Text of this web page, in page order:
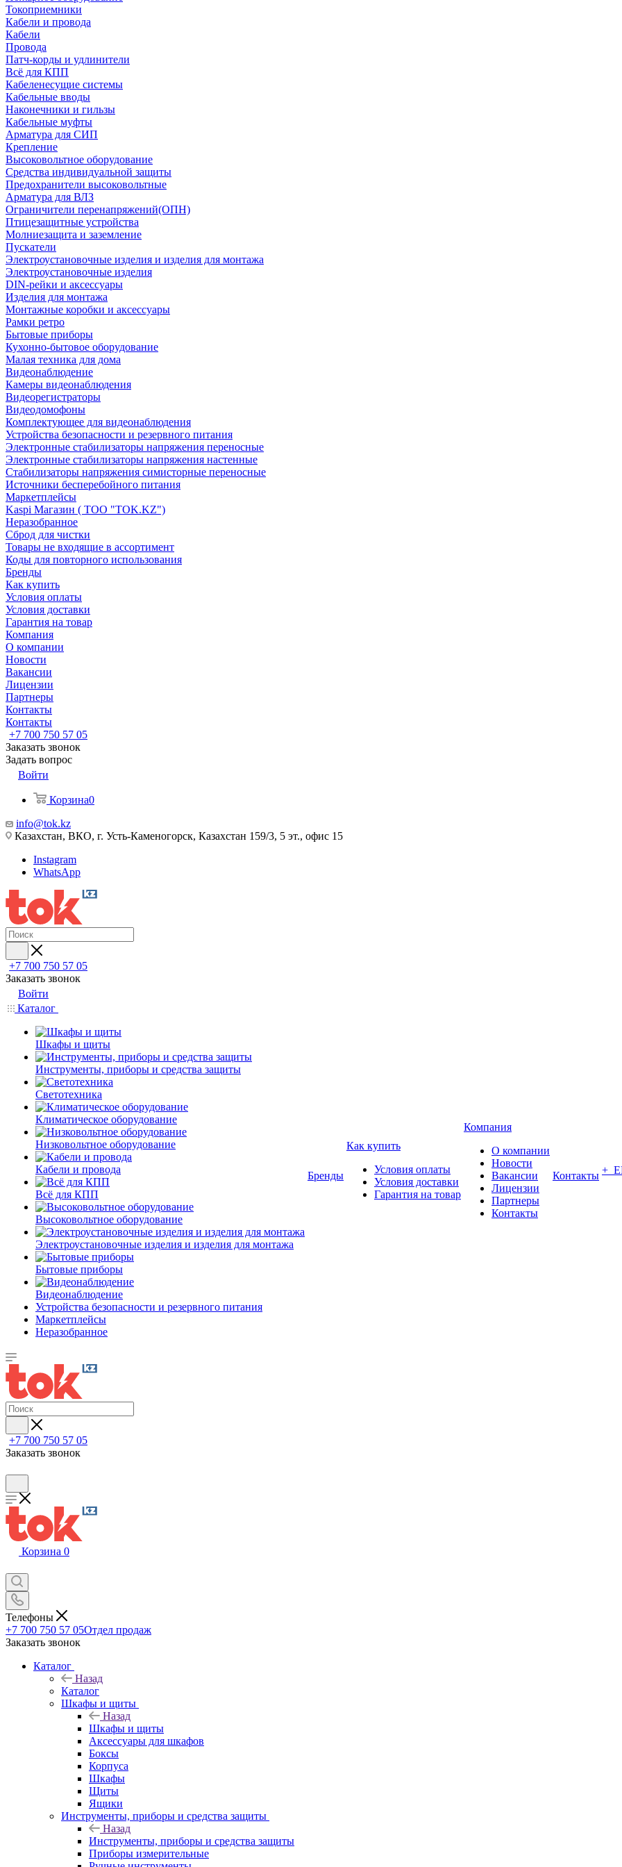
Токоприемники
Кабели и провода
Кабели
Провода
Патч-корды и удлинители
Всё для КПП
Кабеленесущие системы
Кабельные вводы
Наконечники и гильзы
Кабельные муфты
Арматура для СИП
Крепление
Высоковольтное оборудование
Средства индивидуальной защиты
Предохранители высоковольтные
Арматура для ВЛЗ
Ограничители перенапряжений(ОПН)
Птицезащитные устройства
Молниезащита и заземление
Пускатели
Электроустановочные изделия и изделия для монтажа
Электроустановочные изделия
DIN-рейки и аксессуары
Изделия для монтажа
Монтажные коробки и аксессуары
Рамки ретро
Бытовые приборы
Кухонно-бытовое оборудование
Малая техника для дома
Видеонаблюдение
Камеры видеонаблюдения
Видеорегистраторы
Видеодомофоны
Комплектующее для видеонаблюдения
Устройства безопасности и резервного питания
Электронные стабилизаторы напряжения переносные
Электронные стабилизаторы напряжения настенные
Стабилизаторы напряжения симисторные переносные
Источники бесперебойного питания
Маркетплейсы
Kaspi Магазин ( ТОО "TOK.KZ")
Неразобранное
Сброд для чистки
Товары не входящие в ассортимент
Коды для повторного использования
Бренды
Как купить
Условия оплаты
Условия доставки
Гарантия на товар
Компания
О компании
Новости
Вакансии
Лицензии
Партнеры
Контакты
Контакты
+7 700 750 57 05
Заказать звонок
Задать вопрос
Войти
Корзина0
info@tok.kz
Казахстан, ВКО, г. Усть-Каменогорск, Казахстан 159/3, 5 эт., офис 15
Instagram
WhatsApp
+7 700 750 57 05
Заказать звонок
Войти
Каталог
Шкафы и щиты
Инструменты, приборы и средства защиты
Светотехника
Климатическое оборудование
Низковольтное оборудование
Кабели и провода
Всё для КПП
Высоковольтное оборудование
Электроустановочные изделия и изделия для монтажа
Бытовые приборы
Видеонаблюдение
Устройства безопасности и резервного питания
Маркетплейсы
Неразобранное
Бренды
Как купить
Условия оплаты
Условия доставки
Гарантия на товар
Компания
О компании
Новости
Вакансии
Лицензии
Партнеры
Контакты
Контакты +
+7 700 750 57 05
Заказать звонок
Корзина 0
Телефоны
+7 700 750 57 05Отдел продаж
Заказать звонок
Каталог
Назад
Каталог
Шкафы и щиты
Назад
Шкафы и щиты
Аксессуары для шкафов
Боксы
Корпуса
Шкафы
Щиты
Ящики
Инструменты, приборы и средства защиты
Назад
Инструменты, приборы и средства защиты
Приборы измерительные